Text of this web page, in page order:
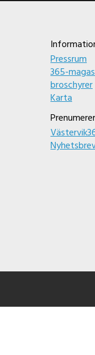
Pressrum
365-
broschyrer
Karta